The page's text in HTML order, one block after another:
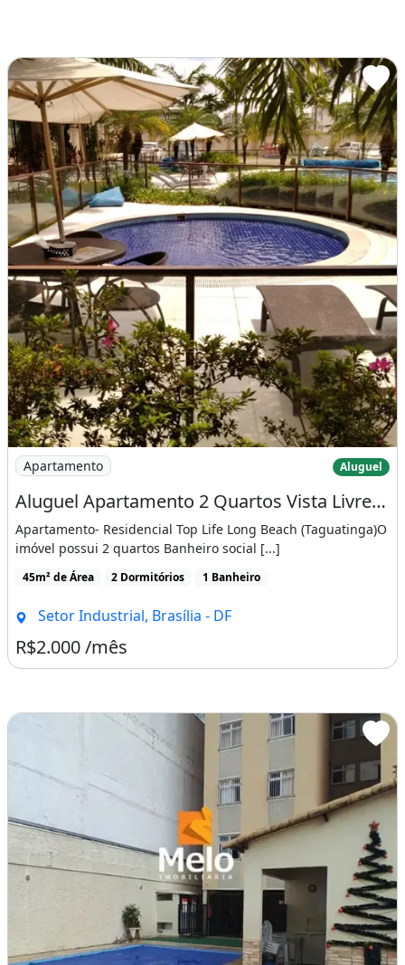
Imagem: Aluguel Apartamento 2 Quartos Vista Livre
Apartamento Aluguel
Aluguel Apartamento 2 Quartos Vista Livre - Residencial Top Life Taguatinga
Apartamento- Residencial Top Life Long Beach (Taguatinga)O
imóvel possui 2 quartos Banheiro social [...]
45m² de Área 2 Dormitórios 1 Banheiro
Setor Industrial, Brasília - DF
R$2.000 /mês